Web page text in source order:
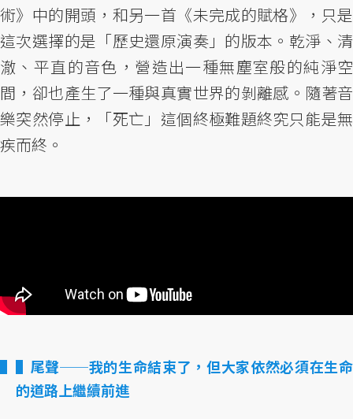
術》中的開頭，和另一首《未完成的賦格》，只是
這次選擇的是「歷史還原演奏」的版本。乾淨、清
澈、平直的音色，營造出一種無塵室般的純淨空
間，卻也產生了一種與真實世界的剝離感。隨著音
樂突然停止，「死亡」這個終極難題終究只能是無
疾而終。
▌尾聲──我的生命結束了，但大家依然必須在生命
的道路上繼續前進